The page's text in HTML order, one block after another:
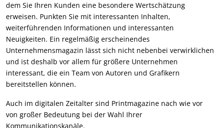
dem Sie Ihren Kunden eine besondere Wertschätzung
erweisen. Punkten Sie mit interessanten Inhalten,
weiterführenden Informationen und interessanten
Neuigkeiten. Ein regelmäßig erscheinendes
Unternehmensmagazin lässt sich nicht nebenbei verwirklichen
und ist deshalb vor allem für größere Unternehmen
interessant, die ein Team von Autoren und Grafikern
bereitstellen können.
Auch im digitalen Zeitalter sind Printmagazine nach wie vor
von großer Bedeutung bei der Wahl Ihrer
Kommunikationskanäle.